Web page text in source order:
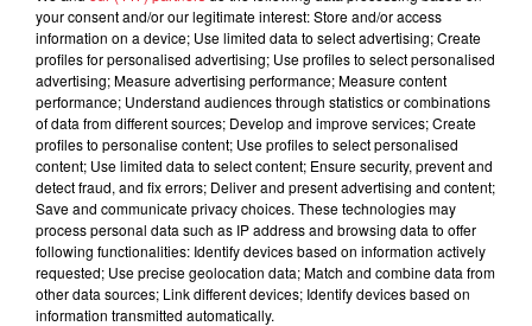
HIMRA, NINHO, NO PAIN NO GAIN - DANS LE DOS
your consent and/or our legitimate interest: Store and/or access
information on a device; Use limited data to select advertising; Create
profiles for personalised advertising; Use profiles to select personalised
advertising; Measure advertising performance; Measure content
performance; Understand audiences through statistics or combinations
of data from different sources; Develop and improve services; Create
profiles to personalise content; Use profiles to select personalised
content; Use limited data to select content; Ensure security, prevent and
detect fraud, and fix errors; Deliver and present advertising and content;
Save and communicate privacy choices. These technologies may
process personal data such as IP address and browsing data to offer
following functionalities: Identify devices based on information actively
requested; Use precise geolocation data; Match and combine data from
other data sources; Link different devices; Identify devices based on
information transmitted automatically.